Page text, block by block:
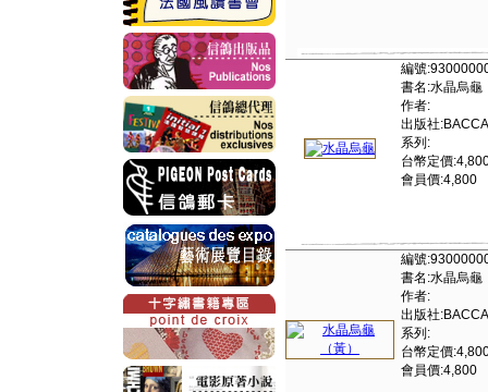
編號
書名:水晶烏龜
作者:
出版社
系列:
台幣定價
會員價:4,800
編號
書名:水晶烏龜
作者:
出版社
系列:
台幣定價
會員價:4,800